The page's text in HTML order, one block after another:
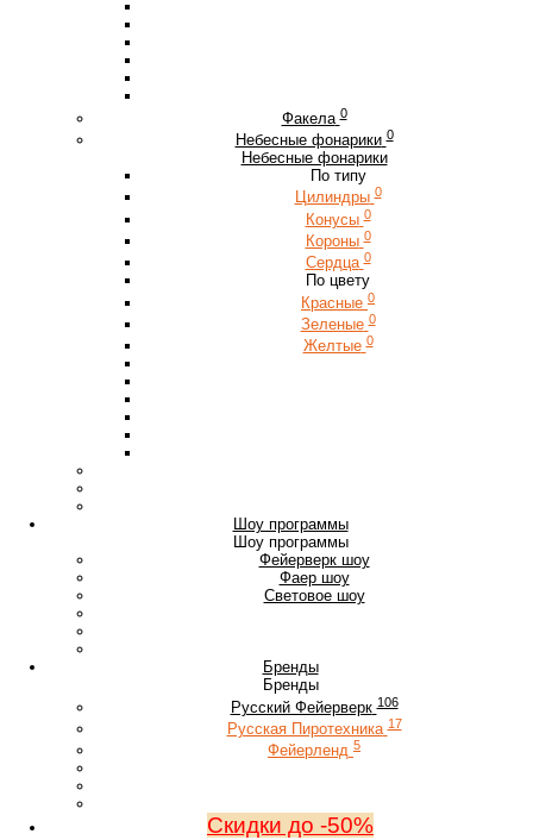
Факела 0
Небесные фонарики 0
Небесные фонарики
По типу
Цилиндры 0
Конусы 0
Короны 0
Сердца 0
По цвету
Красные 0
Зеленые 0
Желтые 0
Шоу программы
Шоу программы
Фейерверк шоу
Фаер шоу
Световое шоу
Бренды
Бренды
Русский Фейерверк 106
Русская Пиротехника 17
Фейерленд 5
Скидки до -50%